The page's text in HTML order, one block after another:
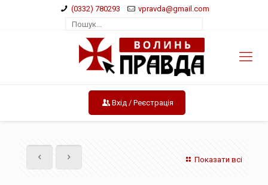
(0332) 780293 vpravda@gmail.com
Вхід / Реєстрація
Показати всі